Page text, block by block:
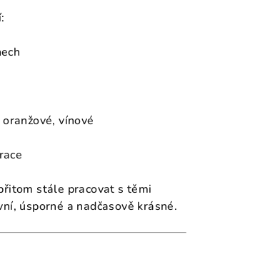
vínové
stále pracovat s těmi
úsporné a nadčasově krásné.